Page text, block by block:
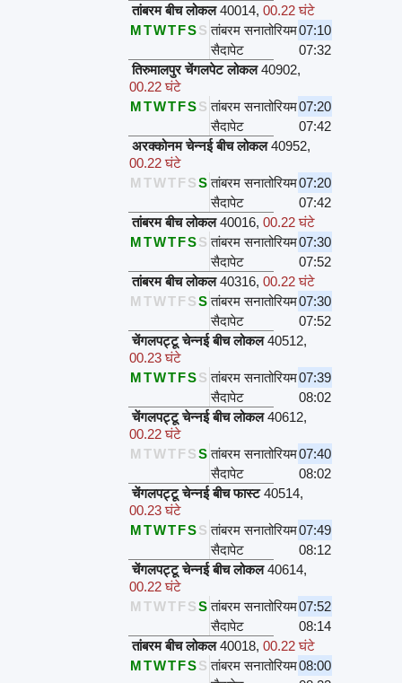
तांबरम बीच लोकल 40014,00.22 घंटे
MTWTFSS तांबरम सनातोरियम07:10
सैदापेट
07:32
तिरुमालपुर चेंगलपेट लोकल 40902,
00.22 घंटे
MTWTFSS तांबरम सनातोरियम07:20
सैदापेट
07:42
अरक्कोनम चेन्नई बीच लोकल 40952,
00.22 घंटे
M TWTFSS तांबरम सनातोरियम07:20
सैदापेट
07:42
तांबरम बीच लोकल 40016,00.22 घंटे
MTWTFSS तांबरम सनातोरियम07:30
सैदापेट
07:52
तांबरम बीच लोकल 40316,00.22 घंटे
M TWTFSS तांबरम सनातोरियम07:30
सैदापेट
07:52
चेंगलपट्टू चेन्नई बीच लोकल 40512,
00.23 घंटे
MTWTFSS तांबरम सनातोरियम07:39
सैदापेट
08:02
चेंगलपट्टू चेन्नई बीच लोकल 40612,
00.22 घंटे
M TWTFSS तांबरम सनातोरियम07:40
सैदापेट
08:02
चेंगलपट्टू चेन्नई बीच फास्ट 40514,
00.23 घंटे
MTWTFSS तांबरम सनातोरियम07:49
सैदापेट
08:12
चेंगलपट्टू चेन्नई बीच लोकल 40614,
00.22 घंटे
M TWTFSS तांबरम सनातोरियम07:52
सैदापेट
08:14
तांबरम बीच लोकल 40018,00.22 घंटे
MTWTFSS तांबरम सनातोरियम08:00